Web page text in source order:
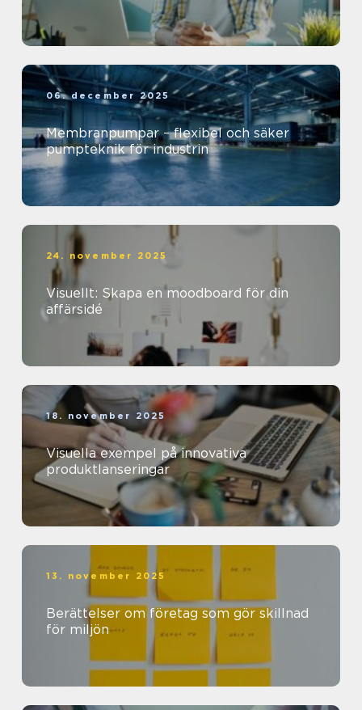
06. december 2025
Membranpumpar – flexibel och säker
pumpteknik för industrin
24. november 2025
Visuellt: Skapa en moodboard för din
affärsidé
18. november 2025
Visuella exempel på innovativa
produktlanseringar
13. november 2025
Berättelser om företag som gör skillnad
för miljön